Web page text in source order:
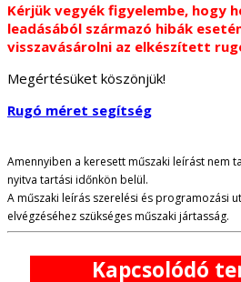
Kérjük vegyék figyelembe, hogy
leadásából származó hibák
visszavásárolni az elkészített
Megértésüket köszönjük!
Rugó méret segítség
Amennyiben a keresett műszaki leírást nem
nyitva tartási időnkön belül.
A műszaki leírás szerelési és programozási
elvégzéséhez szükséges műszaki jártasság.
Kapcsolódó